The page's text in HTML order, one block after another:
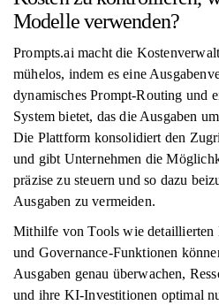
Modelle verwenden?
Prompts.ai macht die
mühelos, indem es eine
dynamisches Prompt-Routing und
System bietet, das die Ausgaben
Die Plattform konsolidiert den
und gibt Unternehmen die
präzise zu steuern und so dazu
Ausgaben zu vermeiden.
Mithilfe von Tools wie detaillierten
und Governance-Funktionen
Ausgaben genau überwachen,
und ihre KI-Investitionen optimal